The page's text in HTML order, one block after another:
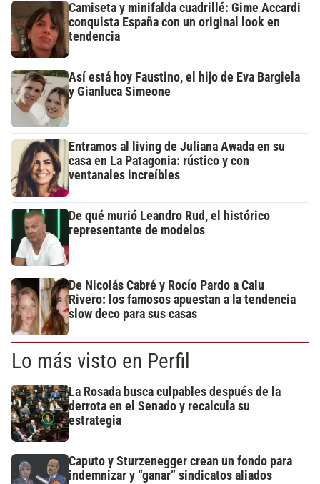
Camiseta y minifalda cuadrillé: Gime Accardi
conquista España con un original look en
tendencia
Así está hoy Faustino, el hijo de Eva Bargiela
y Gianluca Simeone
Entramos al living de Juliana Awada en su
casa en La Patagonia: rústico y con
ventanales increíbles
De qué murió Leandro Rud, el histórico
representante de modelos
De Nicolás Cabré y Rocío Pardo a Calu
Rivero: los famosos apuestan a la tendencia
slow deco para sus casas
Lo más visto en Perfil
La Rosada busca culpables después de la
derrota en el Senado y recalcula su
estrategia
Caputo y Sturzenegger crean un fondo para
indemnizar y “ganar” sindicatos aliados